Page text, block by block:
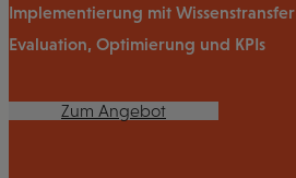
Implementierung mit Wissenstransfer
Evaluation, Optimierung und KPIs
Zum Angebot